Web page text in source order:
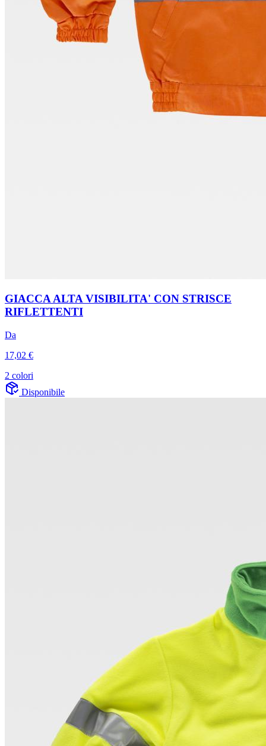
GIACCA ALTA VISIBILITA' CON STRISCE
RIFLETTENTI
Da
17,02 €
2 colori
Disponibile